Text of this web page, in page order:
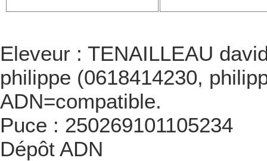
Eleveur : TENAILLEAU
philippe (0618414230,
ADN=compatible.
Puce : 250269101105234
Dépôt ADN